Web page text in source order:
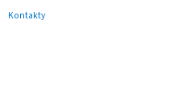
Kontakty